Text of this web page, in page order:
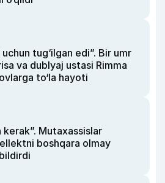
tug‘ilgan edi”. Bir umr
va dublyaj ustasi Rimma
to‘la hayoti
Mutaxassislar
boshqara olmay